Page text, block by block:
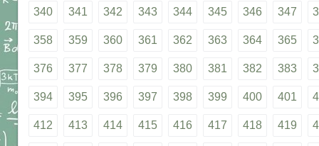
340 341 342 343 344 345 346 347
358 359 360 361 362 363 364 365
376 377 378 379 380 381 382 383
394 395 396 397 398 399 400 401
412 413 414 415 416 417 418 419